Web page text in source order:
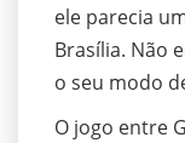
ele parecia
Brasília. Não
o seu modo
O jogo entre